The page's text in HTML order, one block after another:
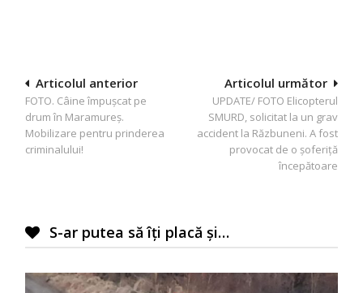
Navigare
în
articole
Articolul următor
UPDATE/ FOTO Elicopterul
SMURD, solicitat la un grav
accident la Răzbuneni. A fost
provocat de o șoferiță
începătoare
Articolul anterior
FOTO. Câine împuşcat pe
drum în Maramureş.
Mobilizare pentru prinderea
criminalului!
S-ar putea să îți placă și…